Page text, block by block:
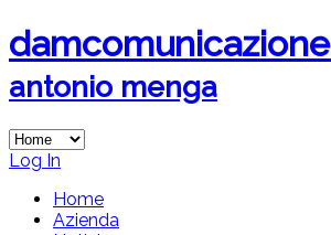
damcomunicazione
antonio menga
Log In
Home
Azienda